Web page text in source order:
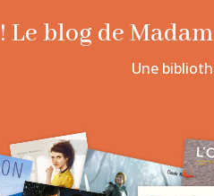
blog de
Une